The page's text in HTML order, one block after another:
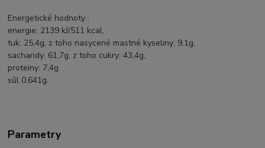
Energetické hodnoty :
energie: 2139 kJ/511 kcal,
tuk: 25,4g, z toho nasycené mastné kyseliny: 9,1g,
sacharidy: 61,7g, z toho cukry: 43,4g,
proteiny: 7,4g
sůl 0,641g.
Parametry